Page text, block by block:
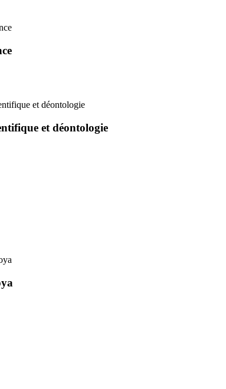
et déontologie
et déontologie